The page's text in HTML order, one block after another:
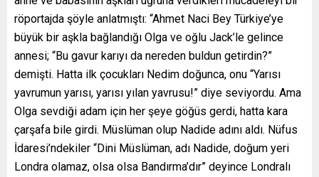
röportajda şöyle anlatmıştı: “Ahmet Naci Bey Türkiye’ye
büyük bir aşkla bağlandığı Olga ve oğlu Jack’le gelince
annesi; “Bu gavur karıyı da nereden buldun getirdin?”
demişti. Hatta ilk çocukları Nedim doğunca, onu “Yarısı
yavrumun yarısı, yarısı yılan yavrusu!” diye seviyordu. Ama
Olga sevdiği adam için her şeye göğüs gerdi, hatta kara
çarşafa bile girdi. Müslüman olup Nadide adını aldı. Nüfus
İdaresi’ndekiler “Dini Müslüman, adı Nadide, doğum yeri
Londra olamaz, olsa olsa Bandırma’dır” deyince Londralı